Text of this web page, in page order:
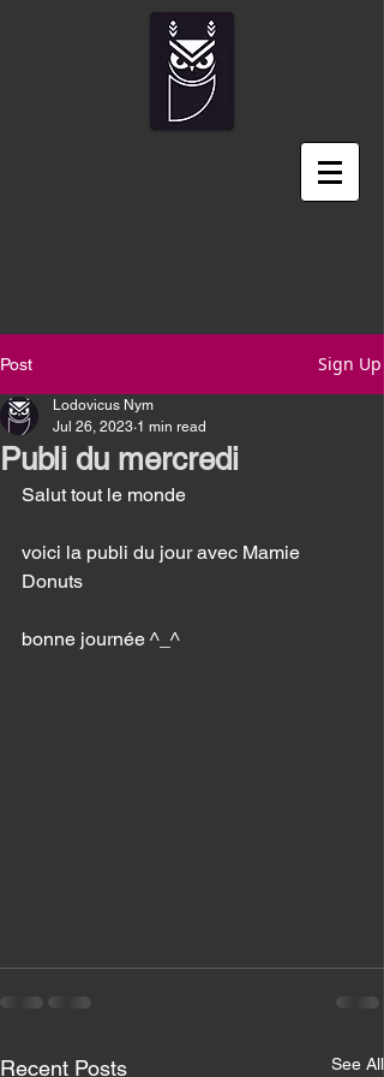
Post Sign Up
Publi du mercredi
Lodovicus Nym
Jul 26, 2023 1 min read
Salut tout le monde
voici la publi du jour avec Mamie
bonne journée ^_^
Recent Posts See All